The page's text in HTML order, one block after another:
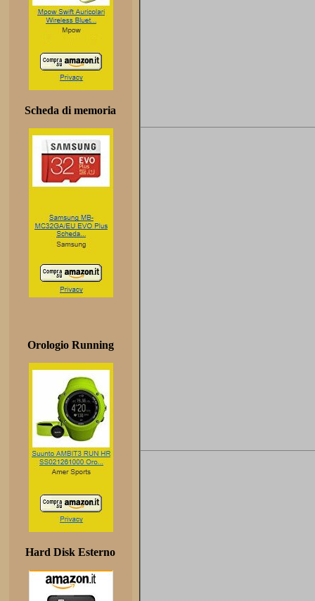
Scheda di memoria
Orologio Running
Hard Disk Esterno